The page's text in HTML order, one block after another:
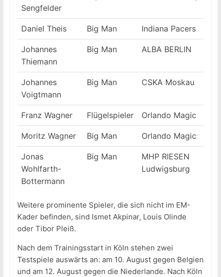
Sengfelder
Daniel Theis Big Man Indiana Pacers
Johannes
Thiemann
Big Man ALBA BERLIN
Johannes
Voigtmann
Big Man CSKA Moskau
Franz Wagner Flügelspieler Orlando Magic
Moritz Wagner Big Man Orlando Magic
Jonas
Wohlfarth-
Bottermann
Big Man
MHP RIESEN
Ludwigsburg
Weitere prominente Spieler, die sich nicht im EM-
Kader befinden, sind Ismet Akpinar, Louis Olinde
oder Tibor Pleiß.
Nach dem Trainingsstart in Köln stehen zwei
Testspiele auswärts an: am 10. August gegen Belgien
und am 12. August gegen die Niederlande. Nach Köln